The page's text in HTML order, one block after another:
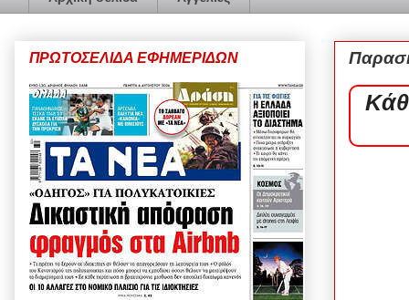
ΠΡΩΤΟΣΕΛΙΔΑ ΕΦΗΜΕΡΙΔΩΝ